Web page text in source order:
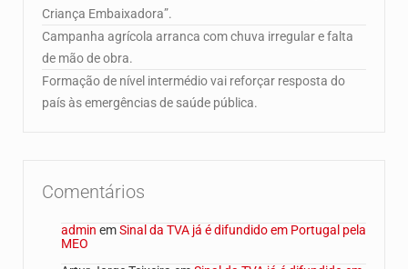
Criança Embaixadora”.
Campanha agrícola arranca com chuva irregular e falta
de mão de obra.
Formação de nível intermédio vai reforçar resposta do
país às emergências de saúde pública.
Comentários
admin emSinal da TVA já é difundido em Portugal pela
MEO